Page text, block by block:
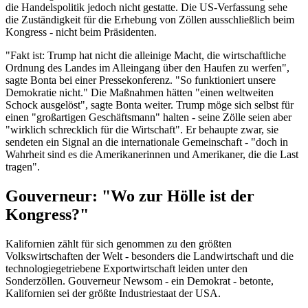
die Handelspolitik jedoch nicht gestatte. Die US-Verfassung sehe
die Zuständigkeit für die Erhebung von Zöllen ausschließlich beim
Kongress - nicht beim Präsidenten.
"Fakt ist: Trump hat nicht die alleinige Macht, die wirtschaftliche
Ordnung des Landes im Alleingang über den Haufen zu werfen",
sagte Bonta bei einer Pressekonferenz. "So funktioniert unsere
Demokratie nicht." Die Maßnahmen hätten "einen weltweiten
Schock ausgelöst", sagte Bonta weiter. Trump möge sich selbst für
einen "großartigen Geschäftsmann" halten - seine Zölle seien aber
"wirklich schrecklich für die Wirtschaft". Er behaupte zwar, sie
sendeten ein Signal an die internationale Gemeinschaft - "doch in
Wahrheit sind es die Amerikanerinnen und Amerikaner, die die Last
tragen".
Gouverneur: "Wo zur Hölle ist der
Kongress?"
Kalifornien zählt für sich genommen zu den größten
Volkswirtschaften der Welt - besonders die Landwirtschaft und die
technologiegetriebene Exportwirtschaft leiden unter den
Sonderzöllen. Gouverneur Newsom - ein Demokrat - betonte,
Kalifornien sei der größte Industriestaat der USA.